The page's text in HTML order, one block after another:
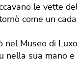
le vette
come un
nel Museo di
nella sua mano